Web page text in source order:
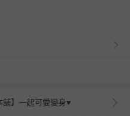
舖】一起可愛變身♥